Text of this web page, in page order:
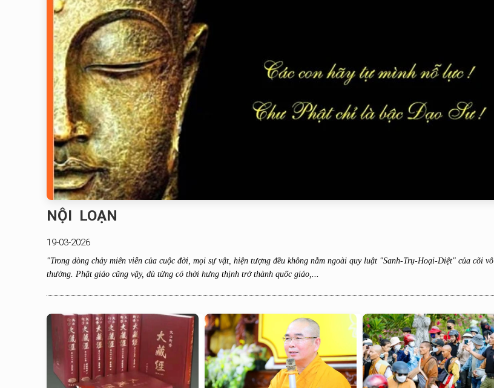
NỘI LOẠN
19-03-2026
"Trong dòng chảy miên viễn của cuộc đời, mọi sự vật, hiện tượng đều không nằm ngoài quy luật "Sanh-Trụ-Hoại-Diệt" của cõi vô
thường. Phật giáo cũng vậy, dù từng có thời hưng thịnh trở thành quốc giáo,...